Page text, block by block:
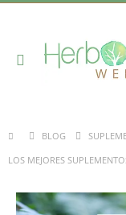
Toggle
BLOG
LOS MEJORES